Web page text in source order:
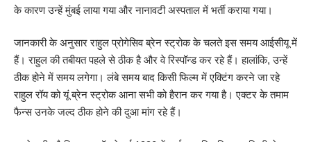
के कारण उन्हें मुंबई लाया गया और नानावटी अस्पताल में भर्ती कराया गया।
जानकारी के अनुसार राहुल प्रोगेसिव ब्रेन स्ट्रोक के चलते इस समय आईसीयू में
हैं। राहुल की तबीयत पहले से ठीक है और वे रिस्पॉन्ड कर रहे हैं। हालांकि, उन्हें
ठीक होने में समय लगेगा। लंबे समय बाद किसी फिल्म में एक्टिंग करने जा रहे
राहुल रॉय को यूं ब्रेन स्ट्रोक आना सभी को हैरान कर गया है। एक्टर के तमाम
फैन्स उनके जल्द ठीक होने की दुआ मांग रहे हैं।